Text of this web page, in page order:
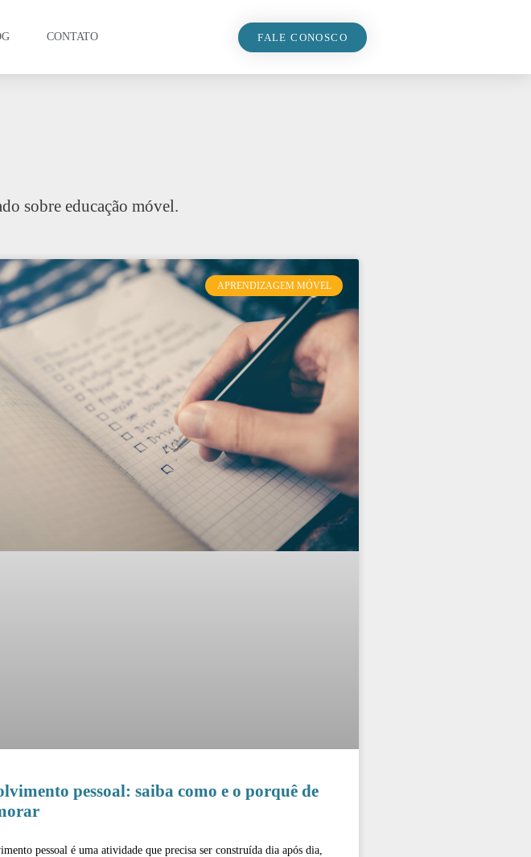
CONTATO FALE CONOSCO
sobre educação móvel.
APRENDIZAGEM MÓVEL
pessoal: saiba como e o porquê de
pessoal é uma atividade que precisa ser construída dia após dia,